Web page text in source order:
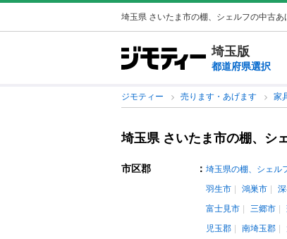
埼玉県 さいたま市の棚、シェルフの中古
埼玉版
都道府県選択
ジモティー 売ります・あげます 家
埼玉県 さいたま市の棚、シ
市区郡 ： 埼玉県の棚、シェル
羽生市
鴻巣市
富士見市
三郷市
児玉郡
南埼玉郡